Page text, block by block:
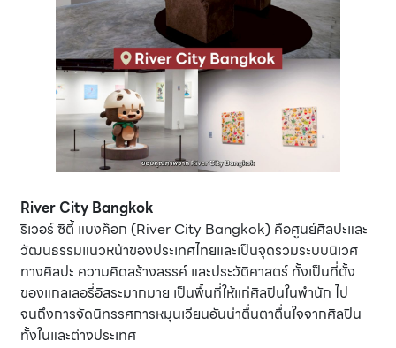
River City Bangkok
ริเวอร์ ซิตี้ แบงค็อก (River City Bangkok) คือศูนย์ศิลปะและ
วัฒนธรรมแนวหน้าของประเทศไทยและเป็นจุดรวมระบบนิเวศ
ทางศิลปะ ความคิดสร้างสรรค์ และประวัติศาสตร์ ทั้งเป็นที่ตั้ง
ของแกลเลอรี่อิสระมากมาย เป็นพื้นที่ให้แก่ศิลปินในพำนัก ไป
จนถึงการจัดนิทรรศการหมุนเวียนอันน่าตื่นตาตื่นใจจากศิลปิน
ทั้งในและต่างประเทศ